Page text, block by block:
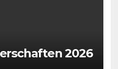
2026